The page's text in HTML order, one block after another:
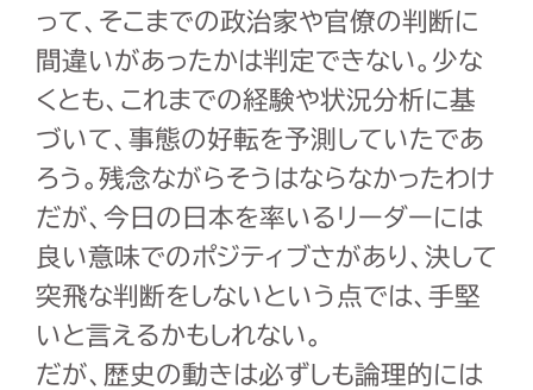
って、そこまでの政治家や官僚の判断に
間違いがあったかは判定できない。少な
くとも、これまでの経験や状況分析に基
づいて、事態の好転を予測していたであ
ろう。残念ながらそうはならなかったわけ
だが、今日の日本を率いるリーダーには
良い意味でのポジティブさがあり、決して
突飛な判断をしないという点では、手堅
いと言えるかもしれない。
だが、歴史の動きは必ずしも論理的には